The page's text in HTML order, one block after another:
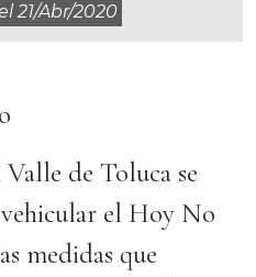
21/abr/2020
de Toluca se
el Hoy No
medidas que